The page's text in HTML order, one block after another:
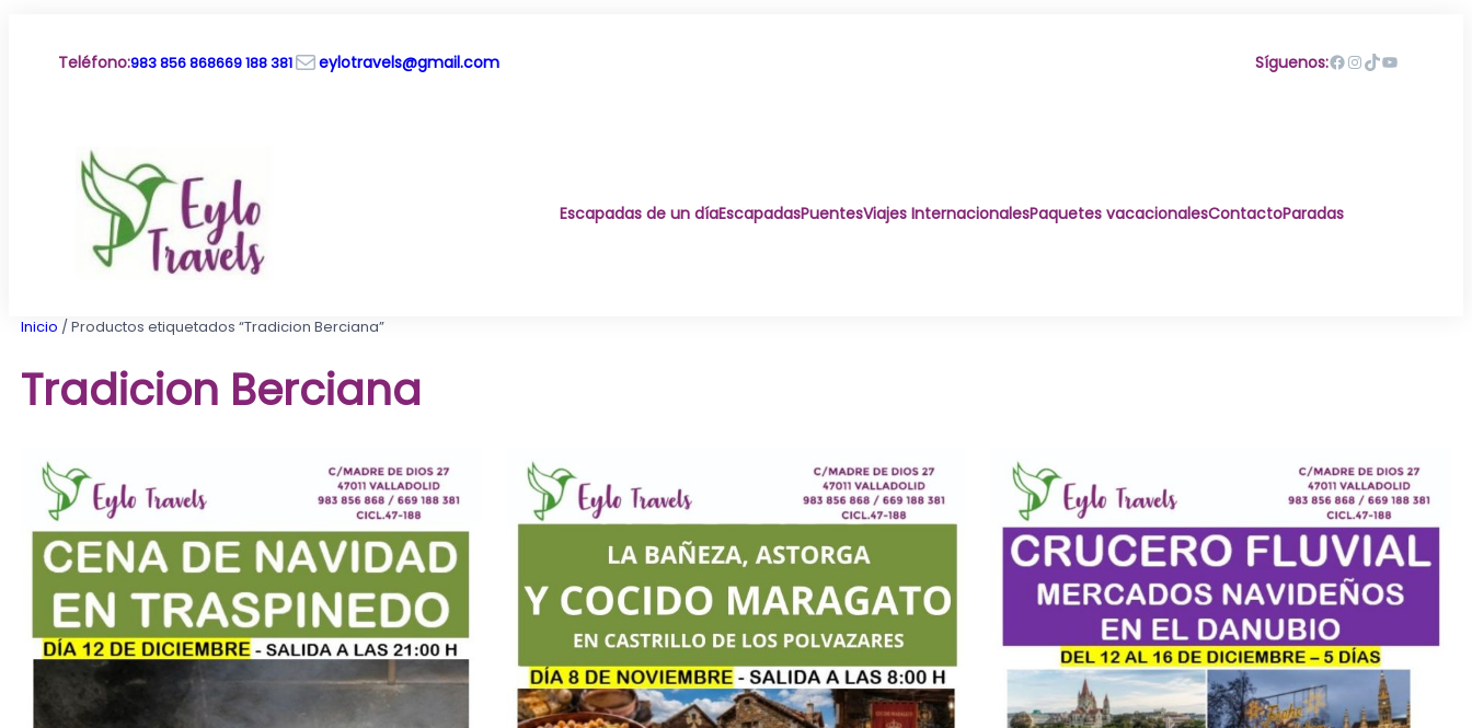
contenidoTeléfono:983 856 868669 188 381Correo electrónico eylotravels@gmail.com Síguenos:Facebook InstagramTikTok YouTube
Escapadas de un díaEscapadasPuentesViajes InternacionalesPaquetes vacacionalesContactoParadas
Inicio / Productos etiquetados “Tradicion Berciana”
Tradicion Berciana